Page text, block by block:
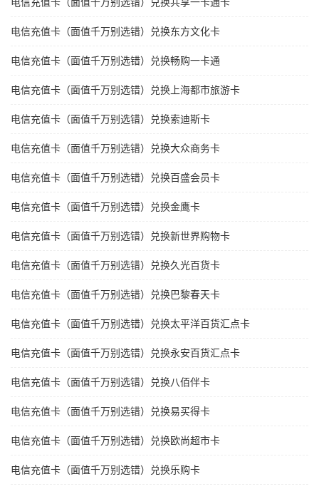
电信充值卡（面值千万别选错）兑换东方文化卡
电信充值卡（面值千万别选错）兑换畅购一卡通
电信充值卡（面值千万别选错）兑换上海都市旅游卡
电信充值卡（面值千万别选错）兑换索迪斯卡
电信充值卡（面值千万别选错）兑换大众商务卡
电信充值卡（面值千万别选错）兑换百盛会员卡
电信充值卡（面值千万别选错）兑换金鹰卡
电信充值卡（面值千万别选错）兑换新世界购物卡
电信充值卡（面值千万别选错）兑换久光百货卡
电信充值卡（面值千万别选错）兑换巴黎春天卡
电信充值卡（面值千万别选错）兑换太平洋百货汇点卡
电信充值卡（面值千万别选错）兑换永安百货汇点卡
电信充值卡（面值千万别选错）兑换八佰伴卡
电信充值卡（面值千万别选错）兑换易买得卡
电信充值卡（面值千万别选错）兑换欧尚超市卡
电信充值卡（面值千万别选错）兑换乐购卡